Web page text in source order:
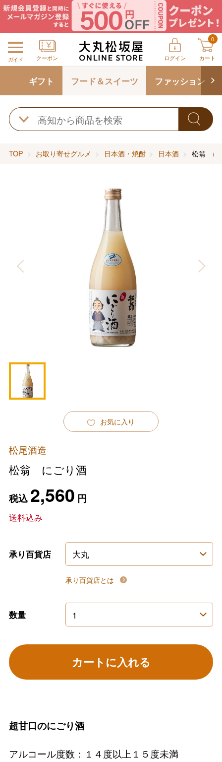
ガイド クーポン ログイン
0
カート
ギフト フード＆スイーツ ファッション
TOP お取り寄せグルメ 日本酒・焼酎 日本酒 松翁 に
お気に入り
松尾酒造
松翁 にごり酒
税込2,560 円
送料込み
承り百貨店
承り百貨店とは
数量
カートに入れる
超甘口のにごり酒
アルコール度数：１４度以上１５度未満